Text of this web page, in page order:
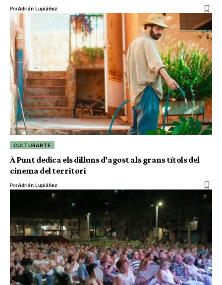
PorAdrián Lupiáñez
CULTURARTE
À Punt dedica els dilluns d’agost als grans títols del
cinema del territori
PorAdrián Lupiáñez